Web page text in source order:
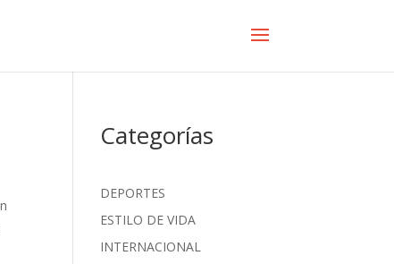
Categorías
DEPORTES
ESTILO DE VIDA
INTERNACIONAL